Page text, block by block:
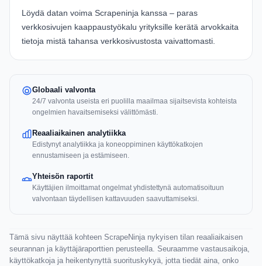
Löydä datan voima Scrapeninja kanssa – paras
verkkosivujen kaappaustyökalu yrityksille kerätä arvokkaita
tietoja mistä tahansa verkkosivustosta vaivattomasti.
Globaali valvonta
24/7 valvonta useista eri puolilla maailmaa sijaitsevista kohteista
ongelmien havaitsemiseksi välittömästi.
Reaaliaikainen analytiikka
Edistynyt analytiikka ja koneoppiminen käyttökatkojen
ennustamiseen ja estämiseen.
Yhteisön raportit
Käyttäjien ilmoittamat ongelmat yhdistettynä automatisoituun
valvontaan täydellisen kattavuuden saavuttamiseksi.
Tämä sivu näyttää kohteen ScrapeNinja nykyisen tilan reaaliaikaisen
seurannan ja käyttäjäraporttien perusteella. Seuraamme vastausaikoja,
käyttökatkoja ja heikentynyttä suorituskykyä, jotta tiedät aina, onko